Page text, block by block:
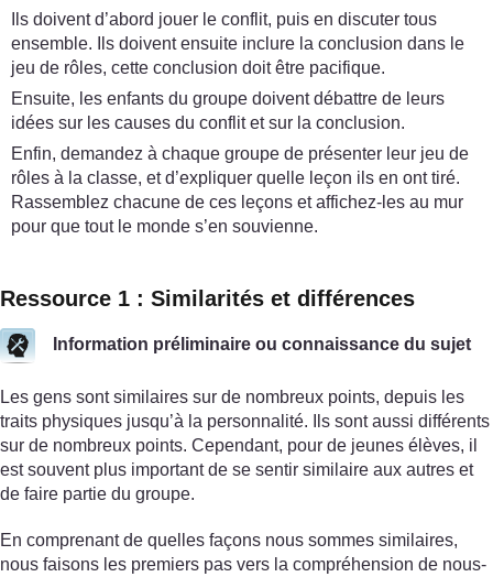
Ils doivent d’abord jouer le conflit, puis en discuter tous
ensemble. Ils doivent ensuite inclure la conclusion dans le
jeu de rôles, cette conclusion doit être pacifique.
Ensuite, les enfants du groupe doivent débattre de leurs
idées sur les causes du conflit et sur la conclusion.
Enfin, demandez à chaque groupe de présenter leur jeu de
rôles à la classe, et d’expliquer quelle leçon ils en ont tiré.
Rassemblez chacune de ces leçons et affichez-les au mur
pour que tout le monde s’en souvienne.
Ressource 1 : Similarités et différences
Information préliminaire ou connaissance du sujet
Les gens sont similaires sur de nombreux points, depuis les
traits physiques jusqu’à la personnalité. Ils sont aussi différents
sur de nombreux points. Cependant, pour de jeunes élèves, il
est souvent plus important de se sentir similaire aux autres et
de faire partie du groupe.
En comprenant de quelles façons nous sommes similaires,
nous faisons les premiers pas vers la compréhension de nous-